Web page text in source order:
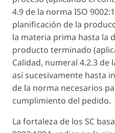
4.9 de la norma ISO
planificación de la
la materia prima hasta la
producto terminado
Calidad, numeral 4.2.3 de
así sucesivamente hasta
de la norma necesarios
cumplimiento del pedido.
La fortaleza de los SC